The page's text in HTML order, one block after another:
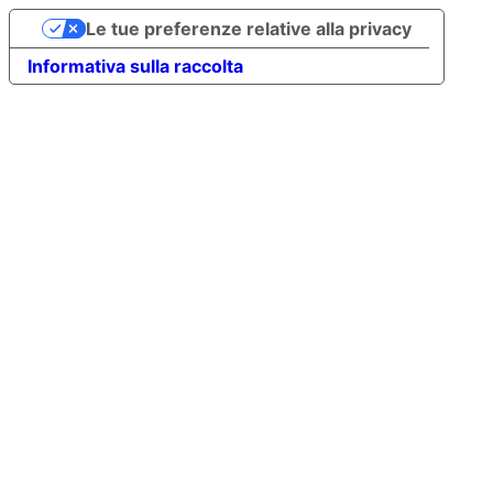
Informativa sulla raccolta
Le tue preferenze relative alla privacy